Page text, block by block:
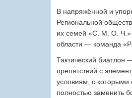
В напряжённой и
Региональной
их семей «С. М. О. Ч.»
области — команда
Тактический
препятствий с
условиям, с которыми
полностью заменить